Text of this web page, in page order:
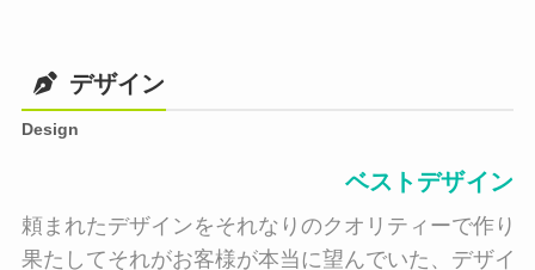
デザイン
Design
ベストデザイン
頼まれたデザインをそれなりのクオリティーで作り
果たしてそれがお客様が本当に望んでいた、デザイ